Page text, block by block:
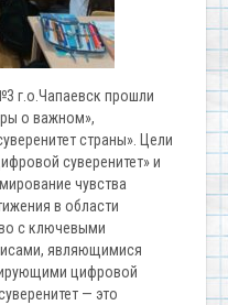
г.о.Чапаевск прошли
о важном»,
страны». Цели
суверенитет» и
чувства
в области
с ключевыми
являющимися
цифровой
— это